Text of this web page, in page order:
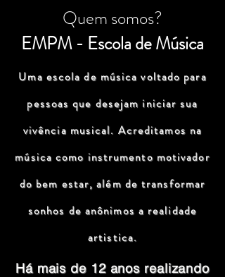
Quem somos?
EMPM - Escola de Música
Uma escola de música voltado para
pessoas que desejam iniciar sua
vivência musical. Acreditamos na
música como instrumento motivador
do bem estar, além de transformar
sonhos de anônimos a realidade
artistica.
Há mais de 12 anos realizando